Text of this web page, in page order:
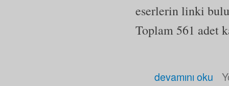
eserlerin linki
Toplam 561 adet
Şubat 2020 Son Eklenen
devamını oku